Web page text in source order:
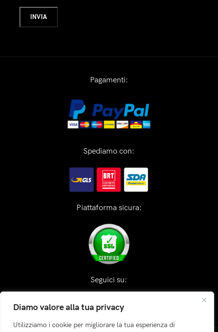
Diamo valore alla tua privacy
Utilizziamo i cookie per migliorare la tua esperienza di
Pagamenti:
Spediamo con:
Piattaforma sicura:
Seguici su: